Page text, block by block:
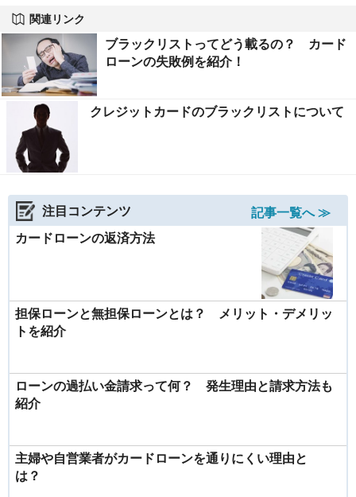
関連リンク
ブラックリストってどう載るの？ カード
ローンの失敗例を紹介！
クレジットカードのブラックリストについて
注目コンテンツ
記事一覧へ ≫
カードローンの返済方法
担保ローンと無担保ローンとは？ メリット・デメリッ
トを紹介
ローンの過払い金請求って何？ 発生理由と請求方法も
紹介
主婦や自営業者がカードローンを通りにくい理由と
は？